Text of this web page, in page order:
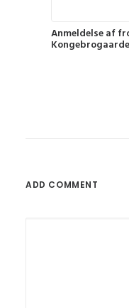
Anmeldelse af
ADD COMMENT